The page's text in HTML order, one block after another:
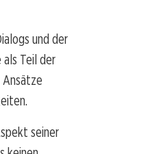
und der
Teil der
Ansätze
seiner